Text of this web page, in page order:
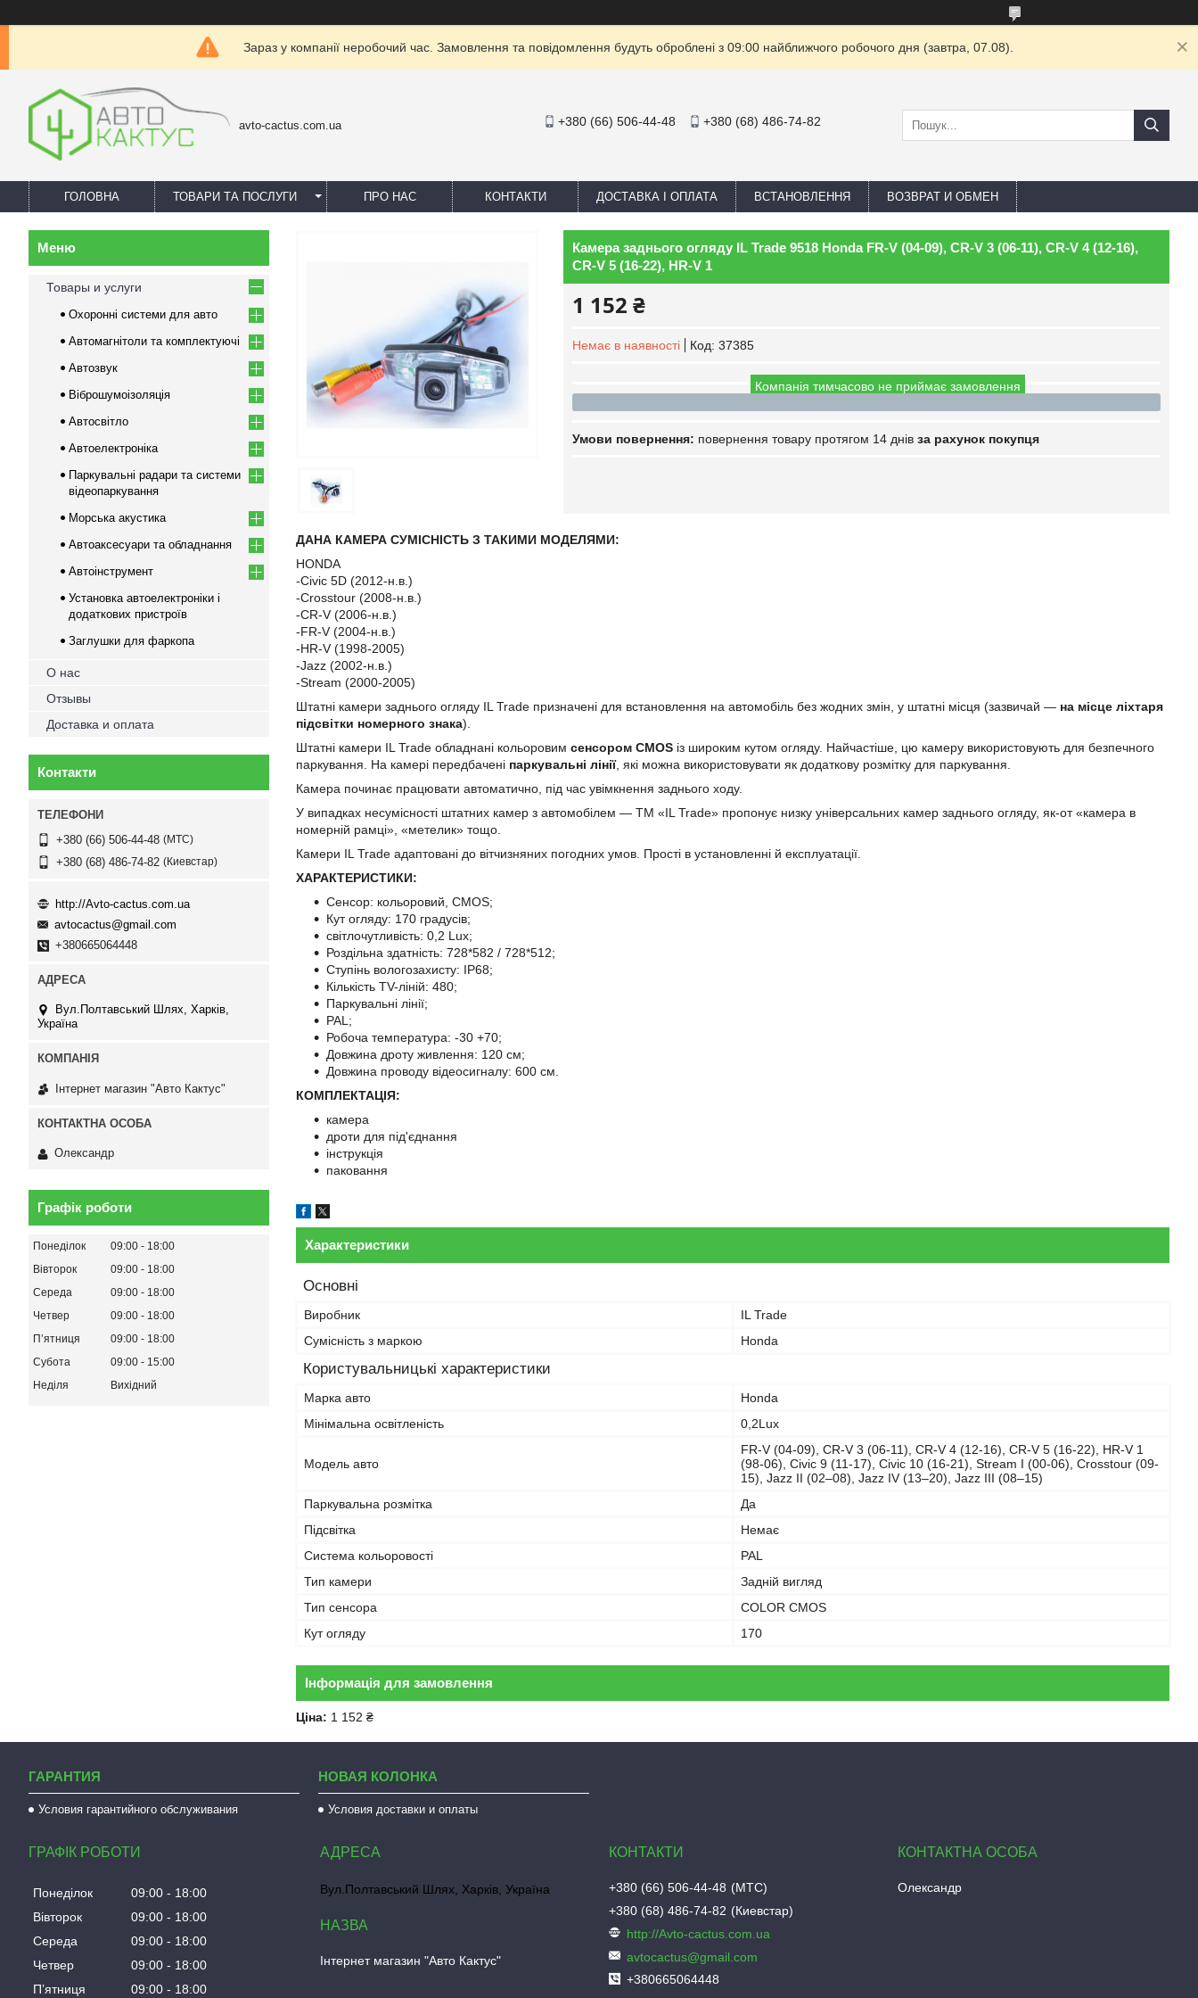
Зараз у компанії неробочий час. Замовлення та повідомлення будуть оброблені з 09:00 найближчого робочого дня (завтра, 07.08).
avto-cactus.com.ua +380 (66) 506-44-48 +380 (68) 486-74-82
ГОЛОВНА ТОВАРИ ТА ПОСЛУГИ ПРО НАС КОНТАКТИ ДОСТАВКА І ОПЛАТА ВСТАНОВЛЕННЯ ВОЗВРАТ И ОБМЕН
Камера заднього огляду IL Trade 9518 Honda FR-V (04-09), CR-V 3 (06-11), CR-V 4 (12-16),
CR-V 5 (16-22), HR-V 1
1 152 ₴
Немає в наявності Код: 37385
Компанія тимчасово не приймає замовлення
повернення товару протягом 14 днів за рахунок покупця
ДАНА КАМЕРА СУМІСНІСТЬ З ТАКИМИ МОДЕЛЯМИ:
HONDA
-Civic 5D (2012-н.в.)
-Crosstour (2008-н.в.)
-CR-V (2006-н.в.)
-FR-V (2004-н.в.)
-HR-V (1998-2005)
-Jazz (2002-н.в.)
-Stream (2000-2005)
Штатні камери заднього огляду IL Trade призначені для встановлення на автомобіль без жодних змін, у штатні місця (зазвичай — на місце ліхтаря
підсвітки номерного знака).
Штатні камери IL Trade обладнані кольоровим сенсором CMOS із широким кутом огляду. Найчастіше, цю камеру використовують для безпечного
паркування. На камері передбачені паркувальні лінії, які можна використовувати як додаткову розмітку для паркування.
Камера починає працювати автоматично, під час увімкнення заднього ходу.
У випадках несумісності штатних камер з автомобілем — TM «IL Trade» пропонує низку універсальних камер заднього огляду, як-от «камера в
номерній рамці», «метелик» тощо.
Камери IL Trade адаптовані до вітчизняних погодних умов. Прості в установленні й експлуатації.
ХАРАКТЕРИСТИКИ:
Сенсор: кольоровий, CMOS;
Кут огляду: 170 градусів;
світлочутливість: 0,2 Lux;
Роздільна здатність: 728*582 / 728*512;
Ступінь вологозахисту: IP68;
Кількість TV-ліній: 480;
Паркувальні лінії;
PAL;
Робоча температура: -30 +70;
Довжина дроту живлення: 120 см;
Довжина проводу відеосигналу: 600 см.
КОМПЛЕКТАЦІЯ:
камера
дроти для під'єднання
інструкція
паковання
Характеристики
Основні
Виробник
IL Trade
Сумісність з маркою
Honda
Користувальницькі характеристики
Марка авто
Honda
Мінімальна освітленість
0,2Lux
Модель авто
FR-V (04-09), CR-V 3 (06-11), CR-V 4 (12-16), CR-V 5 (16-22), HR-V 1
(98-06), Civic 9 (11-17), Civic 10 (16-21), Stream I (00-06), Crosstour (09-
15), Jazz II (02–08), Jazz IV (13–20), Jazz III (08–15)
Паркувальна розмітка
Да
Підсвітка
Немає
Система кольоровості
PAL
Тип камери
Задній вигляд
Тип сенсора
COLOR CMOS
Кут огляду
170
Інформація для замовлення
Ціна: 1 152 ₴
Товары и услуги
Охоронні системи для авто
Автомагнітоли та комплектуючі
Автозвук
Віброшумоізоляція
Автосвітло
Автоелектроніка
Паркувальні радари та системи
відеопаркування
Морська акустика
Автоаксесуари та обладнання
Автоінструмент
Установка автоелектроніки і
додаткових пристроїв
Заглушки для фаркопа
О нас
Отзывы
Доставка и оплата
Контакти
+380 (66) 506-44-48 МТС
+380 (68) 486-74-82 Киевстар
http://Avto-cactus.com.ua
avtocactus@gmail.com
+380665064448
Вул.Полтавський Шлях, Харків,
Україна
Інтернет магазин "Авто Кактус"
Олександр
Графік роботи
Понеділок 09:00
18:00
Вівторок
09:00
18:00
Середа
09:00
18:00
Четвер
09:00
18:00
Пʼятниця
09:00
18:00
Субота
09:00
15:00
Неділя
Вихідний
ГАРАНТИЯ
Условия гарантийного обслуживания
НОВАЯ КОЛОНКА
Условия доставки и оплаты
ГРАФІК РОБОТИ
Понеділок 09:00
18:00
Вівторок
09:00
18:00
Середа
09:00
18:00
Четвер
09:00
18:00
Пʼятниця
09:00 18:00
Вул.Полтавський Шлях, Харків, Україна
Інтернет магазин "Авто Кактус"
+380 (66) 506-44-48
МТС
+380 (68) 486-74-82
Киевстар
http://Avto-cactus.com.ua
avtocactus@gmail.com
+380665064448
Олександр